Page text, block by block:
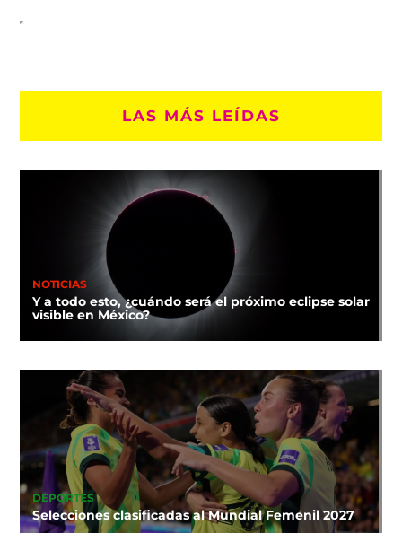
LAS MÁS LEÍDAS
NOTICIAS
Y a todo esto, ¿cuándo será el próximo eclipse solar
visible en México?
DEPORTES
Selecciones clasificadas al Mundial Femenil 2027